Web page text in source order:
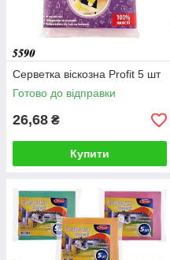
Серветка віскозна Profit 5 шт
Готово до відправки
26,68 ₴
Купити